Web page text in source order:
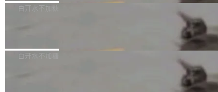
员工参与设立的专项资产管理计划。其中，Dee
获配9...
一个回归问题，该问题导致拉取镜像时会拒绝包
题，该问题可能导致在旧版 Linux 内核...
e 孵化器项目管理委员会（IPMC）投票中获得
P）！这一里程碑不仅标志着 Fluss 迈入新的发
白开水不加糖
长期停止内容更新，未能实现其作为“AI版维基百
白开水不加糖